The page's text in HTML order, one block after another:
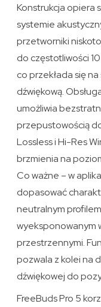
Konstrukcja opiera
systemie
przetworniki
do częstotliwości
co przekłada się
dźwiękową.
umożliwia
przepustowością
Lossless i Hi-Res
brzmienia na
Co ważne – w
dopasować
neutralnym
wyeksponowanym
przestrzennymi.
pozwala z kolei na
dźwiękowej do
FreeBuds Pro 5